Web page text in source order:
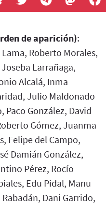
de aparición):
Roberto Morales,
Larrañaga,
Alcalá, Inma
Julio Maldonado
González, David
Gómez, Juanma
Felipe del Campo,
Damián González,
Pérez, Rocío
Edu Pidal, Manu
Dani Garrido,